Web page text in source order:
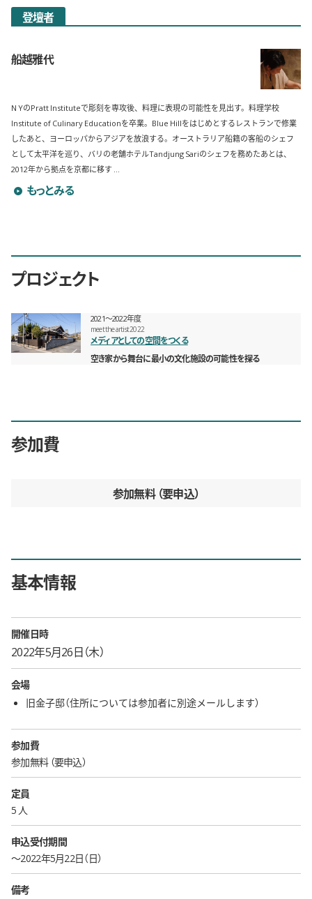
登壇者
船越雅代
N YのPratt Instituteで彫刻を専攻後、料理に表現の可能性を見出す。料理学校
Institute of Culinary Educationを卒業。Blue Hillをはじめとするレストランで修業
したあと、ヨーロッパからアジアを放浪する。オーストラリア船籍の客船のシェフ
として太平洋を巡り、バリの老舗ホテルTandjung Sariのシェフを務めたあとは、
2012年から拠点を京都に移す ...
船越雅代のプロフィールを詳しく見る
もっとみる
プロジェクト
2021〜2022年度
meet the artist 2022
メディアとしての空間をつくる
空き家から舞台に最小の文化施設の可能性を探る
参加費
参加無料 要申込
基本情報
開催日時
2022年5月26日（木）
会場
旧金子邸（住所については参加者に別途メールします）
参加費
参加無料 要申込
定員
5 人
申込受付期間
〜2022年5月22日（日）
備考